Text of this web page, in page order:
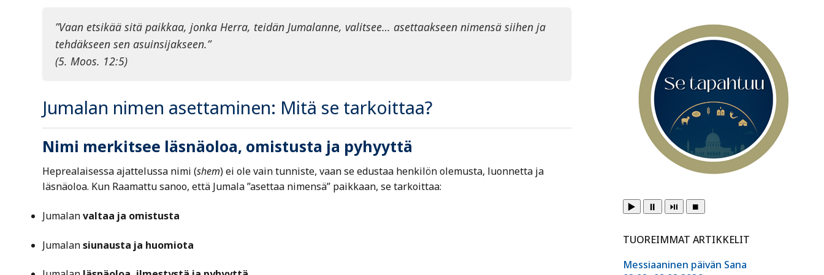
”Vaan etsikää sitä paikkaa, jonka Herra, teidän Jumalanne, valitsee… asettaakseen nimensä siihen ja
tehdäkseen sen asuinsijakseen.”
(5. Moos. 12:5)
Jumalan nimen asettaminen: Mitä se tarkoittaa?
Nimi merkitsee läsnäoloa, omistusta ja pyhyyttä
Heprealaisessa ajattelussa nimi (shem) ei ole vain tunniste, vaan se edustaa henkilön olemusta, luonnetta ja
läsnäoloa. Kun Raamattu sanoo, että Jumala ”asettaa nimensä” paikkaan, se tarkoittaa:
Jumalanvaltaa ja omistusta
Jumalansiunausta ja huomiota
▶️ ⏸️ ⏯️ ⏹️
TUOREIMMAT ARTIKKELIT
Messiaaninen päivän Sana